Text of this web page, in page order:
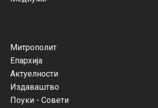
Митрополит
Епархија
Актуелности
Издаваштво
Поуки - Совети